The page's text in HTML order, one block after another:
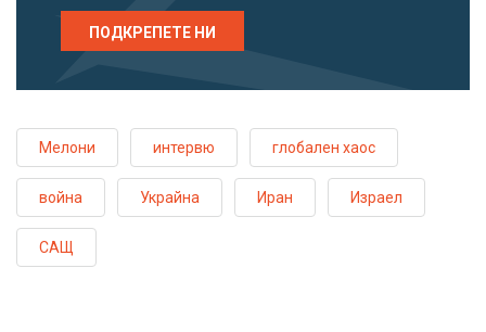
ПОДКРЕПЕТЕ НИ
Мелони интервю глобален хаос
война Украйна Иран Израел
САЩ